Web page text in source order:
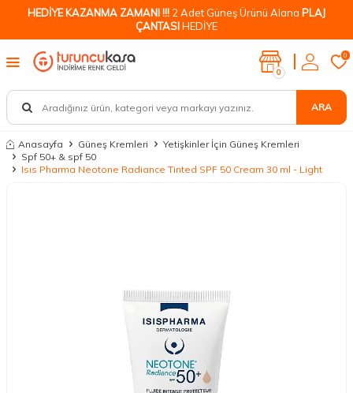
HEDİYE KAZANMA ZAMANI !!! 2 Adet Güneş Ürünü Alana PLAJ
ÇANTASIHEDİYE
ARA
0
0
Anasayfa Güneş Kremleri
Yetişkinler İçin Güneş Kremleri
Spf 50+ & spf 50
Isıs Pharma Neotone Radiance Tinted SPF 50 Cream 30 ml - Light